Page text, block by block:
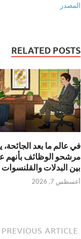
المصدر
RELATED POSTS
في عالم ما بعد الجائحة،
مرشحو الوظائف بأنهم
بين البدلات والقلنسوات
أغسطس 7, 2026
PREVIOUS ARTICLE